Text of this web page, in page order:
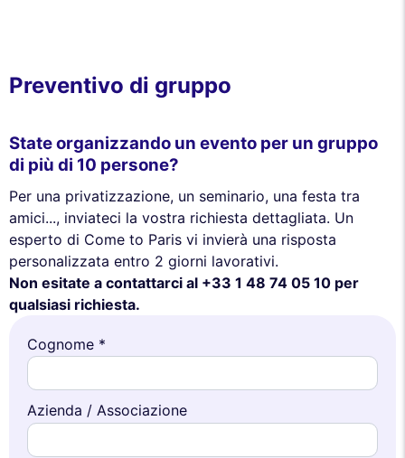
Preventivo di gruppo
State organizzando un evento per un gruppo
di più di 10 persone?
Per una privatizzazione, un seminario, una festa tra
amici..., inviateci la vostra richiesta dettagliata. Un
esperto di Come to Paris vi invierà una risposta
personalizzata entro 2 giorni lavorativi.
Non esitate a contattarci al +33 1 48 74 05 10 per
qualsiasi richiesta.
Cognome *
Azienda / Associazione